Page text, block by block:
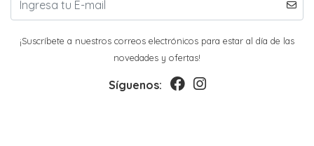
¡Suscríbete a nuestros correos electrónicos para estar al día de las
novedades y ofertas!
Síguenos: